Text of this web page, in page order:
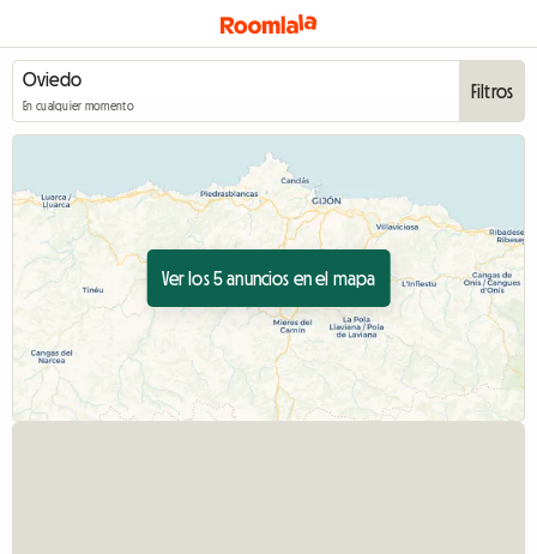
En cualquier momento
Filtros
Ver los 5 anuncios en el mapa